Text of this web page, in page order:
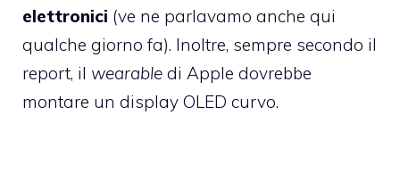
elettronici (ve ne parlavamo anche qui
qualche giorno fa). Inoltre, sempre secondo il
report, il wearable di Apple dovrebbe
montare un display OLED curvo.